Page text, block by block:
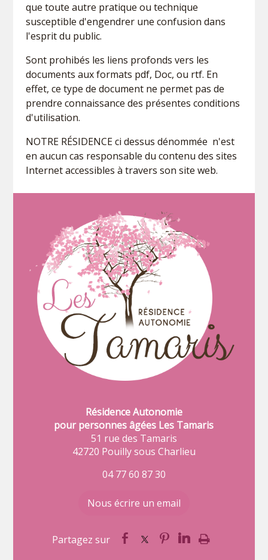
que toute autre pratique ou technique
susceptible d'engendrer une confusion dans
l'esprit du public.
Sont prohibés les liens profonds vers les
documents aux formats pdf, Doc, ou rtf. En
effet, ce type de document ne permet pas de
prendre connaissance des présentes conditions
d'utilisation.
NOTRE RÉSIDENCE ci dessus dénommée n'est
en aucun cas responsable du contenu des sites
Internet accessibles à travers son site web.
Résidence Autonomie
pour personnes âgées Les Tamaris
51 rue des Tamaris
42720 Pouilly sous Charlieu
04 77 60 87 30
Nous écrire un email